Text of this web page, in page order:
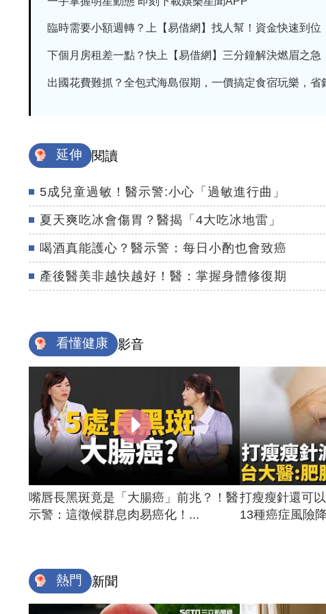
臨時需要小額週轉？上【易借網】找人幫！資金快速到位
下個月房租差一點？快上【易借網】三分鐘解決燃眉之急
出國花費難抓？全包式海島假期，一價搞定食宿玩樂，省
延伸 閱讀
5成兒童過敏！醫示警:小心「過敏進行曲」
夏天爽吃冰會傷胃？醫揭「4大吃冰地雷」
喝酒真能護心？醫示警：每日小酌也會致癌
產後醫美非越快越好！醫：掌握身體修復期
看懂健康 影音
嘴唇長黑斑竟是「大腸癌」前兆？！醫
示警：這徵候群息肉易癌化！...
打瘦瘦針還可
13種癌症風險
熱門 新聞